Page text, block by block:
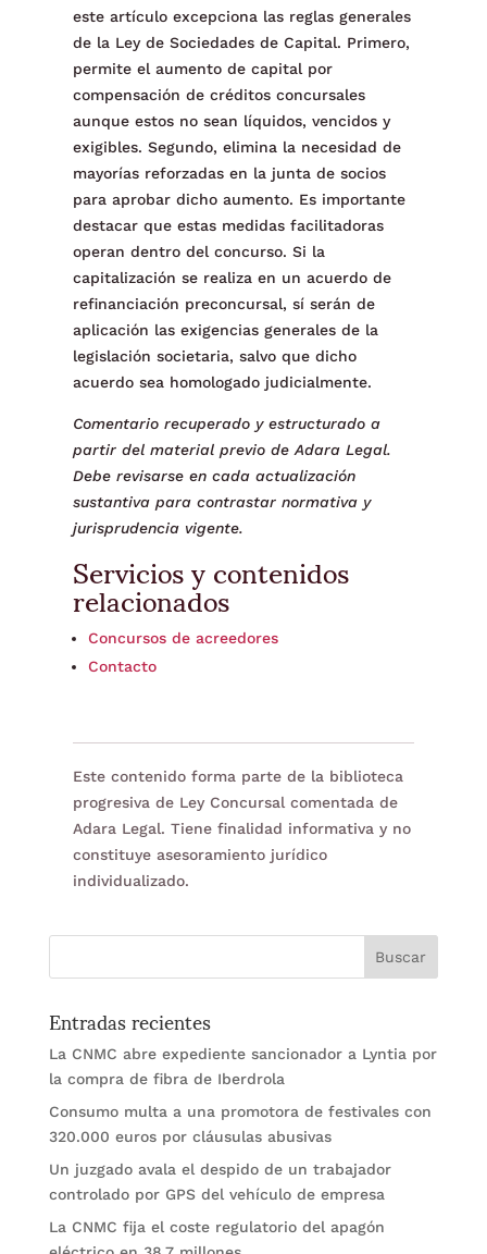
este artículo excepciona las reglas generales
de la Ley de Sociedades de Capital. Primero,
permite el aumento de capital por
compensación de créditos concursales
aunque estos no sean líquidos, vencidos y
exigibles. Segundo, elimina la necesidad de
mayorías reforzadas en la junta de socios
para aprobar dicho aumento. Es importante
destacar que estas medidas facilitadoras
operan dentro del concurso. Si la
capitalización se realiza en un acuerdo de
refinanciación preconcursal, sí serán de
aplicación las exigencias generales de la
legislación societaria, salvo que dicho
acuerdo sea homologado judicialmente.
Comentario recuperado y estructurado a
partir del material previo de Adara Legal.
Debe revisarse en cada actualización
sustantiva para contrastar normativa y
jurisprudencia vigente.
Servicios y contenidos
relacionados
Concursos de acreedores
Contacto
Este contenido forma parte de la biblioteca
progresiva de Ley Concursal comentada de
Adara Legal. Tiene finalidad informativa y no
constituye asesoramiento jurídico
individualizado.
Entradas recientes
La CNMC abre expediente sancionador a Lyntia por
la compra de fibra de Iberdrola
Consumo multa a una promotora de festivales con
320.000 euros por cláusulas abusivas
Un juzgado avala el despido de un trabajador
controlado por GPS del vehículo de empresa
La CNMC fija el coste regulatorio del apagón